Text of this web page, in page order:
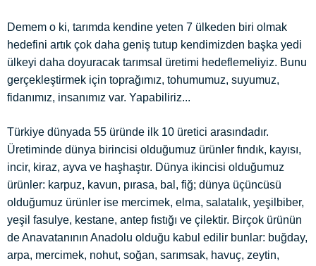
Demem o ki, tarımda kendine yeten 7 ülkeden biri olmak
hedefini artık çok daha geniş tutup kendimizden başka yedi
ülkeyi daha doyuracak tarımsal üretimi hedeflemeliyiz. Bunu
gerçekleştirmek için toprağımız, tohumumuz, suyumuz,
fidanımız, insanımız var. Yapabiliriz...
Türkiye dünyada 55 üründe ilk 10 üretici arasındadır.
Üretiminde dünya birincisi olduğumuz ürünler fındık, kayısı,
incir, kiraz, ayva ve haşhaştır. Dünya ikincisi olduğumuz
ürünler: karpuz, kavun, pırasa, bal, fiğ; dünya üçüncüsü
olduğumuz ürünler ise mercimek, elma, salatalık, yeşilbiber,
yeşil fasulye, kestane, antep fıstığı ve çilektir. Birçok ürünün
de Anavatanının Anadolu olduğu kabul edilir bunlar: buğday,
arpa, mercimek, nohut, soğan, sarımsak, havuç, zeytin,